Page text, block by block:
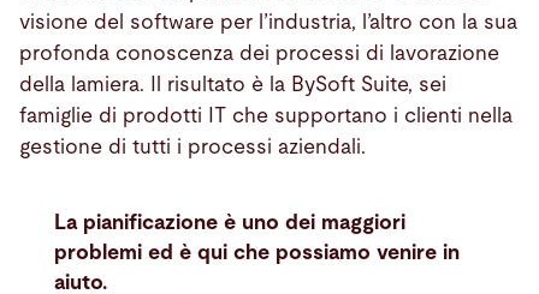
visione del software per l’industria, l’altro con la sua
profonda conoscenza dei processi di lavorazione
della lamiera. Il risultato è la BySoft Suite, sei
famiglie di prodotti IT che supportano i clienti nella
gestione di tutti i processi aziendali.
La pianificazione è uno dei maggiori
problemi ed è qui che possiamo venire in
aiuto.